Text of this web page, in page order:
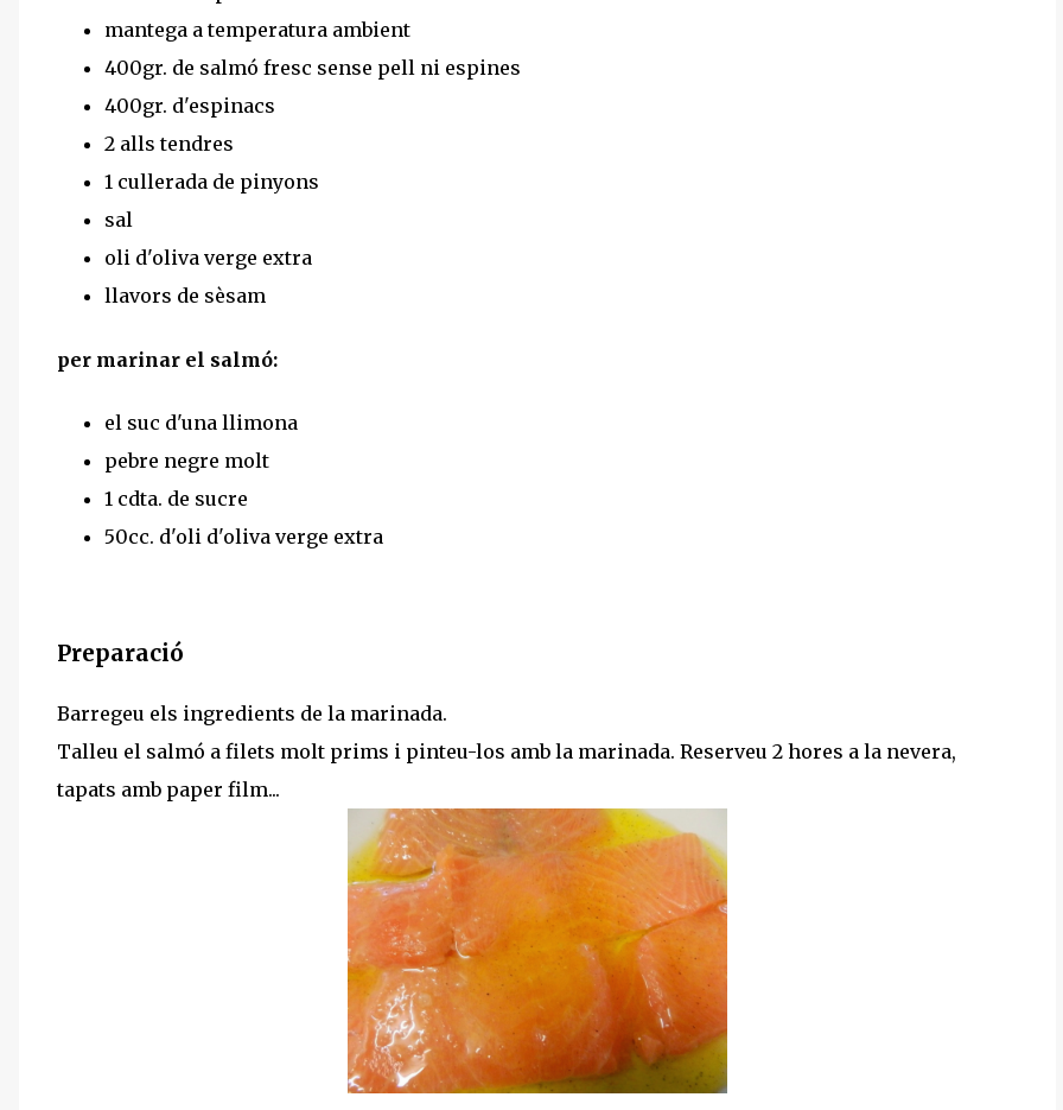
mantega a temperatura ambient
400gr. de salmó fresc sense pell ni espines
400gr. d'espinacs
2 alls tendres
1 cullerada de pinyons
sal
oli d'oliva verge extra
llavors de sèsam
per marinar el salmó:
el suc d'una llimona
pebre negre molt
1 cdta. de sucre
50cc. d'oli d'oliva verge extra
Preparació
Barregeu els ingredients de la marinada.
Talleu el salmó a filets molt prims i pinteu-los amb la marinada. Reserveu 2 hores a la nevera,
tapats amb paper film...